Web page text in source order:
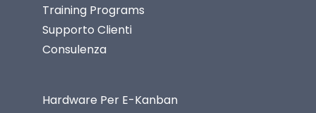
Training Programs
Supporto Clienti
Consulenza
Hardware Per E-Kanban